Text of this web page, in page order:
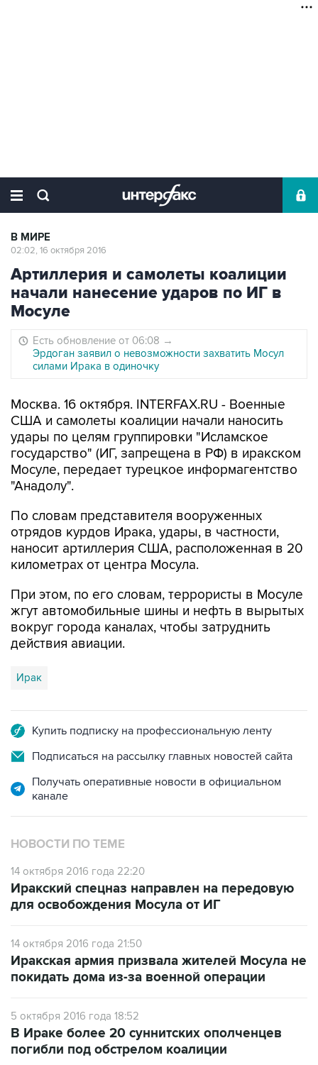
В МИРЕ
02:02, 16 октября 2016
Артиллерия и самолеты коалиции
начали нанесение ударов по ИГ в
Мосуле
Есть обновление от 06:08 →
Эрдоган заявил о невозможности захватить Мосул
силами Ирака в одиночку
Москва. 16 октября. INTERFAX.RU - Военные
США и самолеты коалиции начали наносить
удары по целям группировки "Исламское
государство" (ИГ, запрещена в РФ) в иракском
Мосуле, передает турецкое информагентство
"Анадолу".
По словам представителя вооруженных
отрядов курдов Ирака, удары, в частности,
наносит артиллерия США, расположенная в 20
километрах от центра Мосула.
При этом, по его словам, террористы в Мосуле
жгут автомобильные шины и нефть в вырытых
вокруг города каналах, чтобы затруднить
действия авиации.
Ирак
Купить подписку на профессиональную ленту
Подписаться на рассылку главных новостей сайта
Получать оперативные новости в официальном
канале
НОВОСТИ ПО ТЕМЕ
14 октября 2016 года 22:20
Иракский спецназ направлен на передовую
для освобождения Мосула от ИГ
14 октября 2016 года 21:50
Иракская армия призвала жителей Мосула не
покидать дома из-за военной операции
5 октября 2016 года 18:52
В Ираке более 20 суннитских ополченцев
погибли под обстрелом коалиции